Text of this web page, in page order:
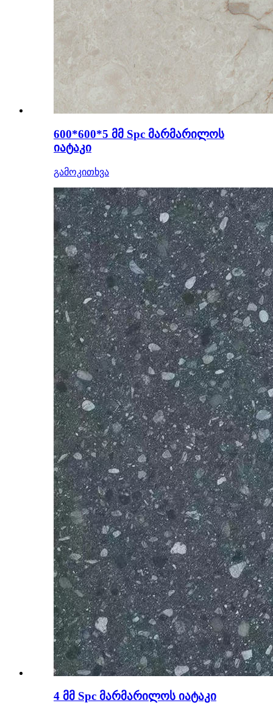
600*600*5 მმ Spc მარმარილოს
იატაკი
გამოკითხვა
4 მმ Spc მარმარილოს იატაკი